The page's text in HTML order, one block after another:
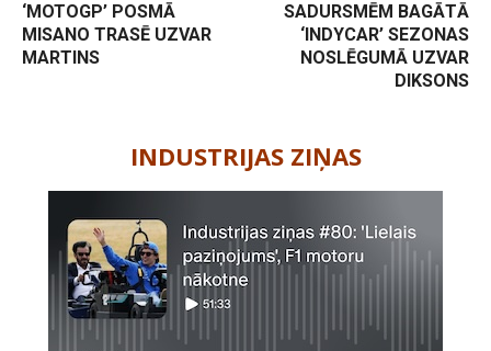
‘MOTOGP’ POSMĀ
MISANO TRASĒ UZVAR
MARTINS
SADURSMĒM BAGĀTĀ
‘INDYCAR’ SEZONAS
NOSLĒGUMĀ UZVAR
DIKSONS
INDUSTRIJAS ZIŅAS